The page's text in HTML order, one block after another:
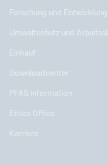
Forschung und Entwicklung
Umweltschutz und
Einkauf
Downloadcenter
PFAS Information
Ethics Office
Karriere